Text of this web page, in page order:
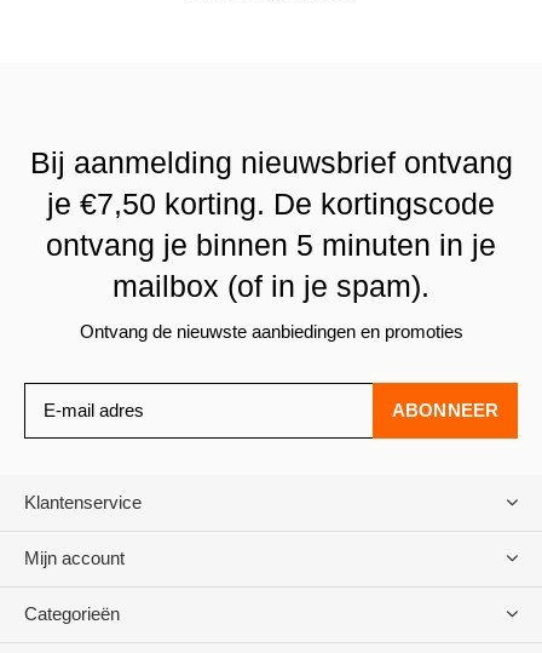
Bij aanmelding nieuwsbrief ontvang
je €7,50 korting. De kortingscode
ontvang je binnen 5 minuten in je
mailbox (of in je spam).
Ontvang de nieuwste aanbiedingen en promoties
ABONNEER
Klantenservice
Mijn account
Categorieën